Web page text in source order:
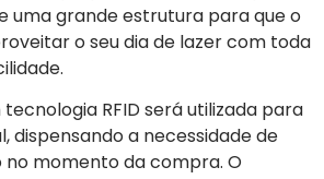
uma grande estrutura para que o
o seu dia de lazer com toda
RFID será utilizada para
dispensando a necessidade de
momento da compra. O